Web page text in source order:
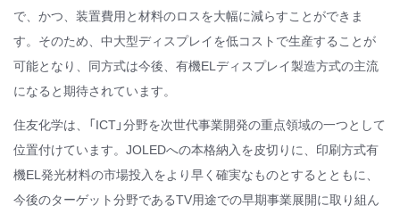
で、かつ、装置費用と材料のロスを大幅に減らすことができま
す。そのため、中大型ディスプレイを低コストで生産することが
可能となり、同方式は今後、有機ELディスプレイ製造方式の主流
になると期待されています。
住友化学は、「ICT」分野を次世代事業開発の重点領域の一つとして
位置付けています。JOLEDへの本格納入を皮切りに、印刷方式有
機EL発光材料の市場投入をより早く確実なものとするとともに、
今後のターゲット分野であるTV用途での早期事業展開に取り組ん